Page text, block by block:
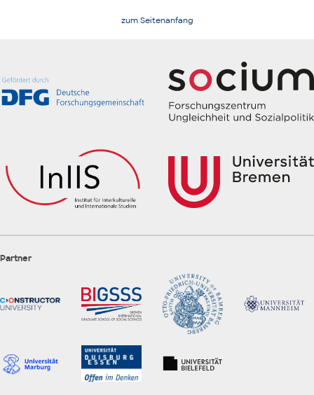
zum Seitenanfang
Partner